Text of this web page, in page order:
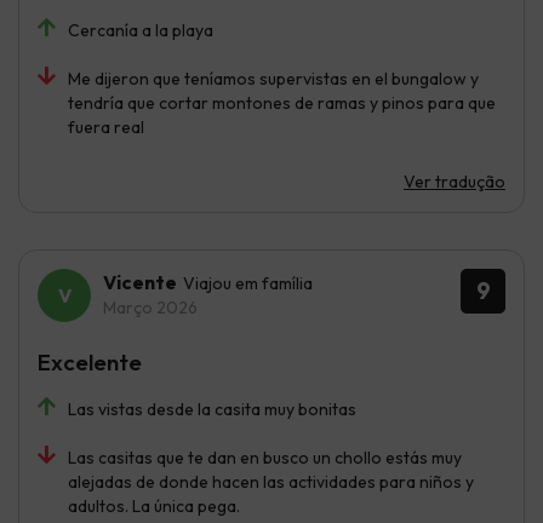
Cercanía a la playa
Me dijeron que teníamos supervistas en el bungalow y
tendría que cortar montones de ramas y pinos para que
fuera real
Ver tradução
9
Vicente Viajou em família
Março 2026
Las vistas desde la casita muy bonitas
Las casitas que te dan en busco un chollo estás muy
alejadas de donde hacen las actividades para niños y
adultos. La única pega.
Excelente